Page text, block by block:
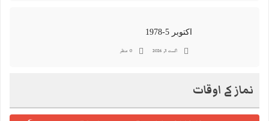
اکتوبر 5-1978
اگست 3, 2026 0 منظر
نماز کے اوقات